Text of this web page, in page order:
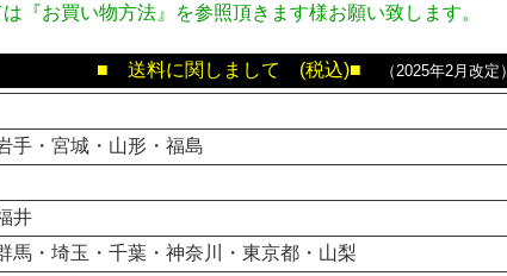
『お買い物方法』を参照頂きます様お願い致します。
■ 送料に関しまして (税込)■ （2025年2月改定）
手・宮城・山形・福島
井
馬・埼玉・千葉・神奈川・東京都・山梨